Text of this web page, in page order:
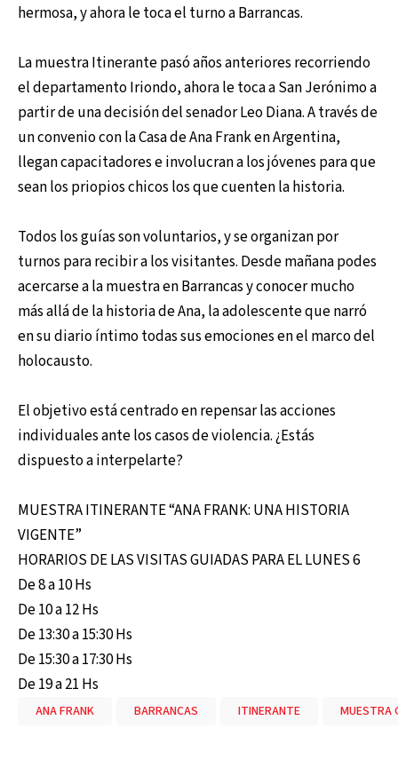
hermosa, y ahora le toca el turno a Barrancas.
La muestra Itinerante pasó años anteriores recorriendo
el departamento Iriondo, ahora le toca a San Jerónimo a
partir de una decisión del senador Leo Diana. A través de
un convenio con la Casa de Ana Frank en Argentina,
llegan capacitadores e involucran a los jóvenes para que
sean los priopios chicos los que cuenten la historia.
Todos los guías son voluntarios, y se organizan por
turnos para recibir a los visitantes. Desde mañana podes
acercarse a la muestra en Barrancas y conocer mucho
más allá de la historia de Ana, la adolescente que narró
en su diario íntimo todas sus emociones en el marco del
holocausto.
El objetivo está centrado en repensar las acciones
individuales ante los casos de violencia. ¿Estás
dispuesto a interpelarte?
MUESTRA ITINERANTE “ANA FRANK: UNA HISTORIA
VIGENTE”
HORARIOS DE LAS VISITAS GUIADAS PARA EL LUNES 6
De 8 a 10 Hs
De 10 a 12 Hs
De 13:30 a 15:30 Hs
De 15:30 a 17:30 Hs
De 19 a 21 Hs
ANA FRANK BARRANCAS ITINERANTE MUESTRA